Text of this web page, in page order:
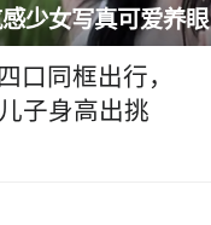
少女写真可爱养眼
口同框出行，
子身高出挑